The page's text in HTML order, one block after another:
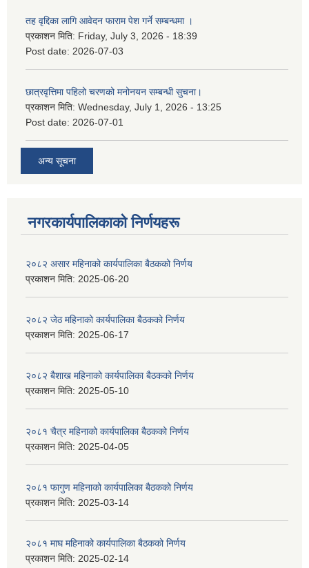
तह वृद्दिका लागि आवेदन फाराम पेश गर्ने सम्बन्धमा ।
प्रकाशन मिति: Friday, July 3, 2026 - 18:39
Post date: 2026-07-03
छात्रवृत्तिमा पहिलो चरणको मनोनयन सम्बन्धी सुचना।
प्रकाशन मिति: Wednesday, July 1, 2026 - 13:25
Post date: 2026-07-01
अन्य सूचना
नगरकार्यपालिकाकाे निर्णयहरू
२०८२ असार महिनाको कार्यपालिका बैठकको निर्णय
प्रकाशन मिति: 2025-06-20
२०८२ जेठ महिनाको कार्यपालिका बैठकको निर्णय
प्रकाशन मिति: 2025-06-17
२०८२ बैशाख महिनाको कार्यपालिका बैठकको निर्णय
प्रकाशन मिति: 2025-05-10
२०८१ चैत्र महिनाको कार्यपालिका बैठकको निर्णय
प्रकाशन मिति: 2025-04-05
२०८१ फागुण महिनाको कार्यपालिका बैठकको निर्णय
प्रकाशन मिति: 2025-03-14
२०८१ माघ महिनाको कार्यपालिका बैठकको निर्णय
प्रकाशन मिति: 2025-02-14